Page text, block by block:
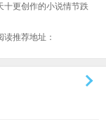
十更创作的小说情节跌
推荐地址：